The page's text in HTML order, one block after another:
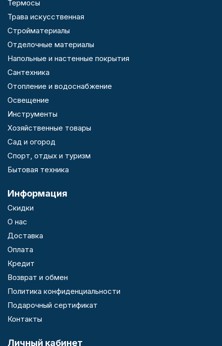
Термосы
Трава искусственная
Стройматериалы
Отделочные материалы
Напольные и настенные покрытия
Сантехника
Отопление и водоснабжение
Освещение
Инструменты
Хозяйственные товары
Сад и огород
Спорт, отдых и туризм
Бытовая техника
Информация
Скидки
О нас
Доставка
Оплата
Кредит
Возврат и обмен
Политика конфиденциальности
Подарочный сертификат
Контакты
Личный кабинет